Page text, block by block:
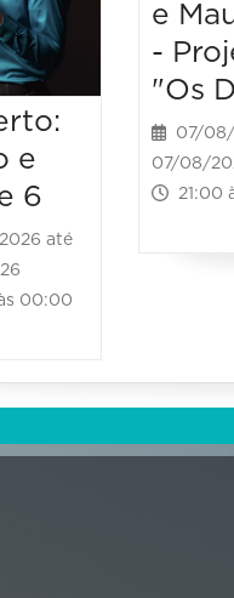
e
6
até
00:00
e
-
"Os
07/
07/08/
21:00